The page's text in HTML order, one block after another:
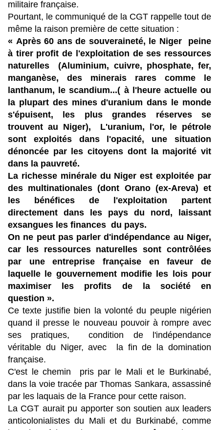
militaire française.
Pourtant, le communiqué de la CGT rappelle tout de
même la raison première de cette situation :
« Après 60 ans de souveraineté, le Niger peine
à tirer profit de l'exploitation de ses ressources
naturelles (Aluminium, cuivre, phosphate, fer,
manganèse, des minerais rares comme le
lanthanum, le scandium...( à l'heure actuelle ou
la plupart des mines d'uranium dans le monde
s'épuisent, les plus grandes réserves se
trouvent au Niger), L'uranium, l'or, le pétrole
sont exploités dans l'opacité, une situation
dénoncée par les citoyens dont la majorité vit
dans la pauvreté.
La richesse minérale du Niger est exploitée par
des multinationales (dont Orano (ex-Areva) et
les bénéfices de l'exploitation partent
directement dans les pays du nord, laissant
exsangues les finances du pays.
On ne peut pas parler d'indépendance au Niger,
car les ressources naturelles sont contrôlées
par une entreprise française en faveur de
laquelle le gouvernement modifie les lois pour
maximiser les profits de la société en
question ».
Ce texte justifie bien la volonté du peuple nigérien
quand il presse le nouveau pouvoir à rompre avec
ses pratiques, condition de l'indépendance
véritable du Niger, avec la fin de la domination
française.
C'est le chemin pris par le Mali et le Burkinabé,
dans la voie tracée par Thomas Sankara, assassiné
par les laquais de la France pour cette raison.
La CGT aurait pu apporter son soutien aux leaders
anticolonialistes du Mali et du Burkinabé, comme